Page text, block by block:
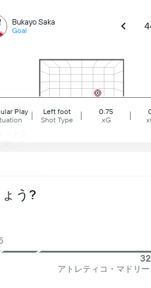
Bukayo Saka
Goal
Play
Left foot
Shot Type
0.75
xG
う?
アトレティコ・マドリー
加
トを